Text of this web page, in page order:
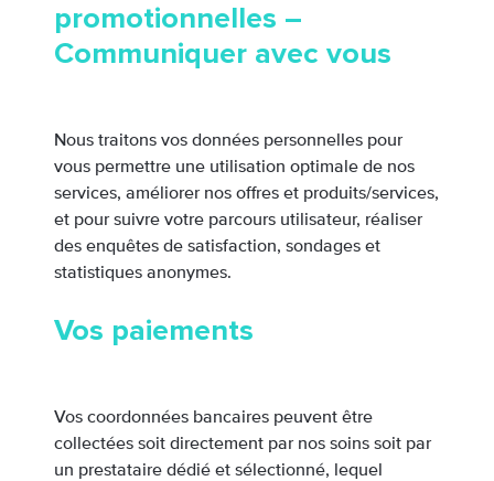
promotionnelles –
Communiquer avec vous
Nous traitons vos données personnelles pour
vous permettre une utilisation optimale de nos
services, améliorer nos offres et produits/services,
et pour suivre votre parcours utilisateur, réaliser
des enquêtes de satisfaction, sondages et
statistiques anonymes.
Vos paiements
Vos coordonnées bancaires peuvent être
collectées soit directement par nos soins soit par
un prestataire dédié et sélectionné, lequel